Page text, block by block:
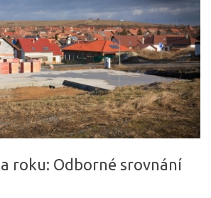
roku: Odborné srovnání